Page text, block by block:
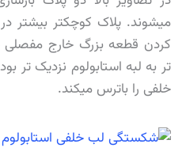
میشوند. پلاک کوچکتر
کردن قطعه بزرگ خارج
تر به لبه استابولوم نزدیک
خلفی را باترس میکند.